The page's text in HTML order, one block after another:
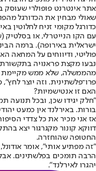
אתר אינטרנט פופולרי שעוסק
שאולי מבחין את הכדורגל
כדורגל מקומי זניח לחלוטין
עם הקו הנייטרלי, או
ישראלית באירופה). ברמה
פוליטי, ודיווחים על המחאה
נבעו מקצת פראנויה
מהממשלה, שלא ממש מקיימת
פרו־פלשתינית. וזה יוצר לחץ",
האם זו אנטישמיות?
"חלק יגידו שכן, ובכל תנועה
בורות. באירלנד אין כמעט
אז אני מכיר את כל צדדי
דווקא קונור מקגרגור יצא
החטופה שהוחזרה.
"זה מפתיע אותי", אומר
הרבה תומכים בפלשתינים.
יהגרו לאירלנד".